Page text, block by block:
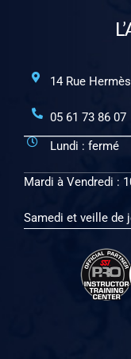
14 Rue
05 61 73 86 07
Lundi : fermé
Mardi à Vendredi :
Samedi et veille de